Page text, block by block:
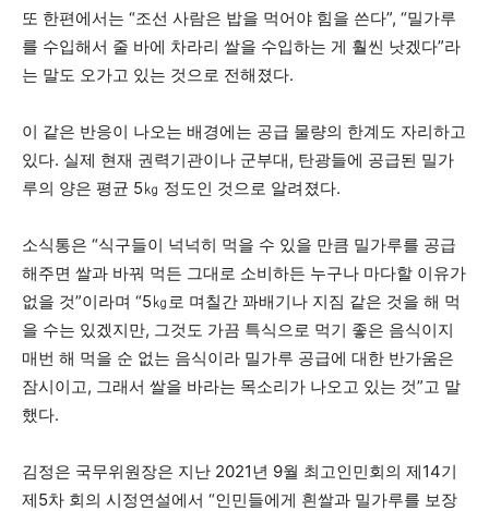
또 한편에서는 “조선 사람은 밥을 먹어야 힘을 쓴다”, “밀가루
를 수입해서 줄 바에 차라리 쌀을 수입하는 게 훨씬 낫겠다”라
는 말도 오가고 있는 것으로 전해졌다.
이 같은 반응이 나오는 배경에는 공급 물량의 한계도 자리하고
있다. 실제 현재 권력기관이나 군부대, 탄광들에 공급된 밀가
루의 양은 평균 5㎏ 정도인 것으로 알려졌다.
소식통은 “식구들이 넉넉히 먹을 수 있을 만큼 밀가루를 공급
해주면 쌀과 바꿔 먹든 그대로 소비하든 누구나 마다할 이유가
없을 것”이라며 “5㎏로 며칠간 꽈배기나 지짐 같은 것을 해 먹
을 수는 있겠지만, 그것도 가끔 특식으로 먹기 좋은 음식이지
매번 해 먹을 순 없는 음식이라 밀가루 공급에 대한 반가움은
잠시이고, 그래서 쌀을 바라는 목소리가 나오고 있는 것”고 말
했다.
김정은 국무위원장은 지난 2021년 9월 최고인민회의 제14기
제5차 회의 시정연설에서 “인민들에게 흰쌀과 밀가루를 보장